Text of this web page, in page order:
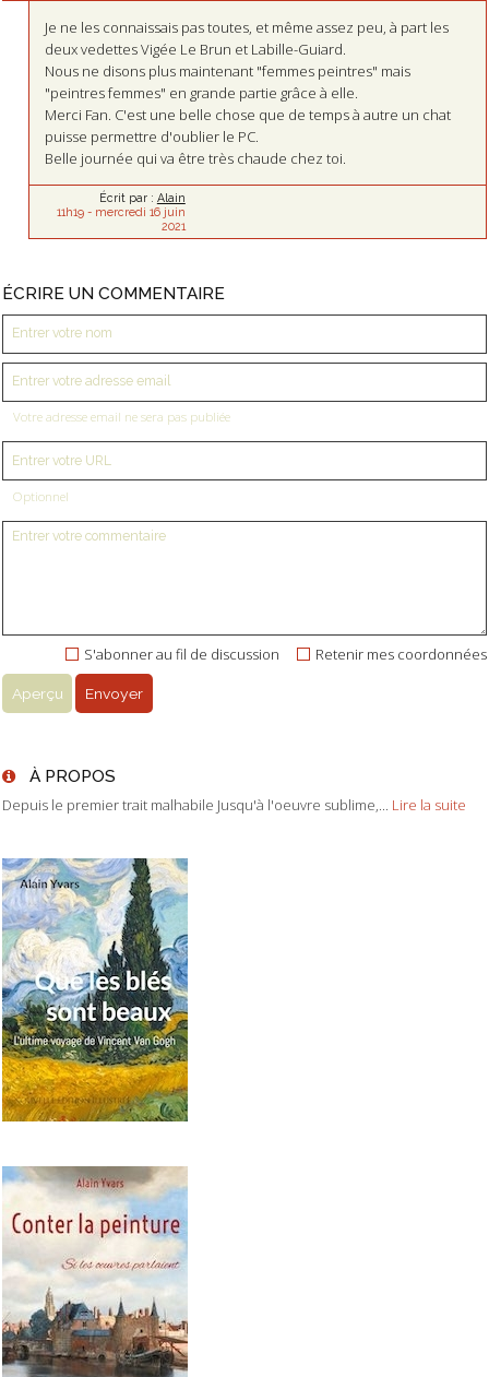
Je ne les connaissais pas toutes, et même assez peu, à part les
deux vedettes Vigée Le Brun et Labille-Guiard.
Nous ne disons plus maintenant "femmes peintres" mais
"peintres femmes" en grande partie grâce à elle.
Merci Fan. C'est une belle chose que de temps à autre un chat
puisse permettre d'oublier le PC.
Belle journée qui va être très chaude chez toi.
Écrit par : Alain
11h19- mercredi 16 juin
2021
ÉCRIRE UN COMMENTAIRE
Votre adresse email ne sera pas publiée
Optionnel
Retenir mes coordonnées
S'abonner au fil de discussion
À PROPOS
Depuis le premier trait malhabile Jusqu'à l'oeuvre sublime,... Lire la suite